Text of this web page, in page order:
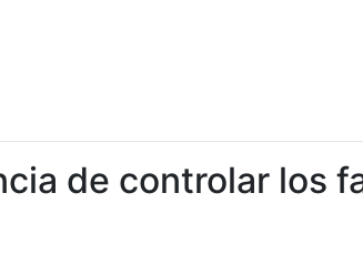
de controlar los